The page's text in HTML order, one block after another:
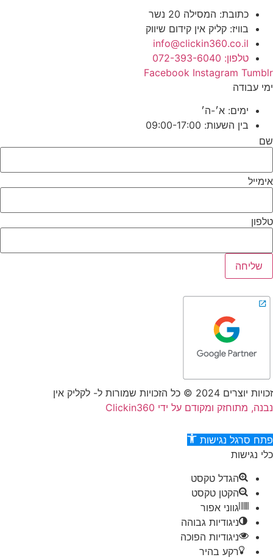
כתובת: המסילה 20 נשר
בוויז: קליק אין קידום שיווק
info@clickin360.co.il
טלפון: 072-393-6040
Facebook Instagram Tumblr
ימי עבודה
ימים: א׳-ה׳
בין השעות: 09:00-17:00
שם
אימייל
טלפון
שליחה
זכויות יוצרים 2024 © כל הזכויות שמורות ל- לקליק אין
נבנה, מתוחזק ומקודם על ידי Clickin360
דילוג לתוכן
פתח סרגל נגישות
כלי נגישות
הגדל טקסט
הקטן טקסט
גווני אפור
ניגודיות גבוהה
ניגודיות הפוכה
רקע בהיר